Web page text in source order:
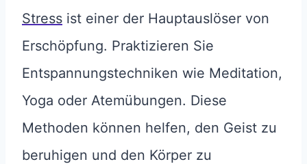
Stress ist einer der Hauptauslöser von
Erschöpfung. Praktizieren Sie
Entspannungstechniken wie Meditation,
Yoga oder Atemübungen. Diese
Methoden können helfen, den Geist zu
beruhigen und den Körper zu